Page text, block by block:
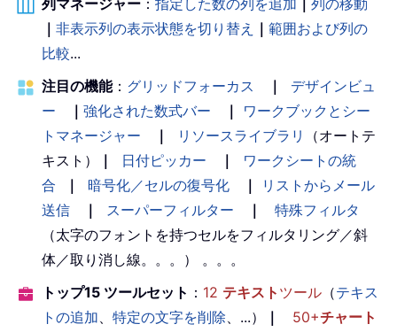
列マネージャー ： 指定した数の列を追加 ｜ 列の移動
｜ 非表示列の表示状態を切り替え ｜ 範囲および列の
比較...
注目の機能： グリッドフォーカス ｜
デザインビュ
ー
｜ 強化された数式バー ｜
ワークブックとシー
トマネージャー
｜ リソースライブラリ
（オートテ
キスト）
｜ 日付ピッカー ｜
ワークシートの統
合
｜ 暗号化／セルの復号化 ｜
リストからメール
送信
｜ スーパーフィルター ｜
特殊フィルタ
（太字のフォントを持つセルをフィルタリング／斜
体／取り消し線。。。） 。。。
トップ15 ツールセット ： 12 テキスト ツール （テキス
トの追加、 特定の文字を削除、...） ｜ 50+チャート